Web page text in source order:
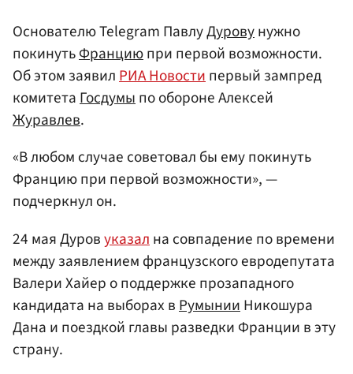
Основателю Telegram ПавлуДуровунужно
покинутьФранциюпри первой возможности.
Об этом заявилРИА Новостипервый зампред
комитетаГосдумыпо обороне Алексей
Журавлев.
«В любом случае советовал бы ему покинуть
Францию при первой возможности», —
подчеркнул он.
24 мая Дуровуказал на совпадение по времени
между заявлением французского евродепутата
Валери Хайер о поддержке прозападного
кандидата на выборах в Румынии Никошура
Дана и поездкой главы разведки Франции в эту
страну.